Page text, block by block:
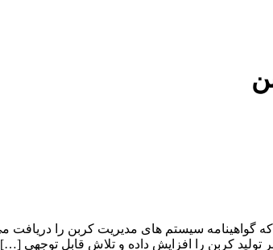
سیستم های مدیریت کربن را دریافت